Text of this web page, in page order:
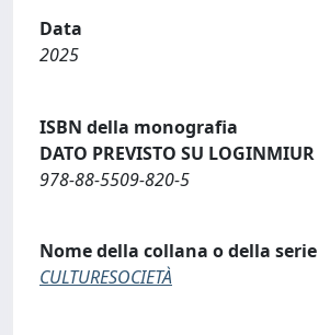
Data
2025
ISBN della monografia
DATO PREVISTO SU LOGINMIUR
978-88-5509-820-5
Nome della collana o della serie
CULTURESOCIETÀ